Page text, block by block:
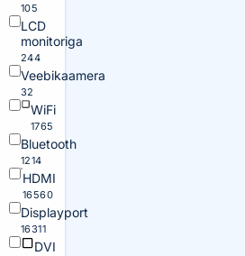
105
LCD
monitoriga
244
Veebikaamera
32
WiFi
1765
Bluetooth
1214
HDMI
16560
Displayport
16311
DVI